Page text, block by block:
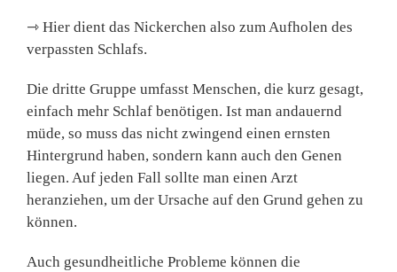
⇾ Hier dient das Nickerchen also zum Aufholen des
verpassten Schlafs.
Die dritte Gruppe umfasst Menschen, die kurz gesagt,
einfach mehr Schlaf benötigen. Ist man andauernd
müde, so muss das nicht zwingend einen ernsten
Hintergrund haben, sondern kann auch den Genen
liegen. Auf jeden Fall sollte man einen Arzt
heranziehen, um der Ursache auf den Grund gehen zu
können.
Auch gesundheitliche Probleme können die